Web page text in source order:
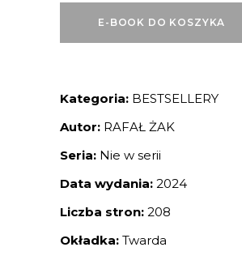
E-BOOK DO KOSZYKA
Kategoria: BESTSELLERY
Autor: RAFAŁ ŻAK
Seria: Nie w serii
Data wydania: 2024
Liczba stron: 208
Okładka: Twarda